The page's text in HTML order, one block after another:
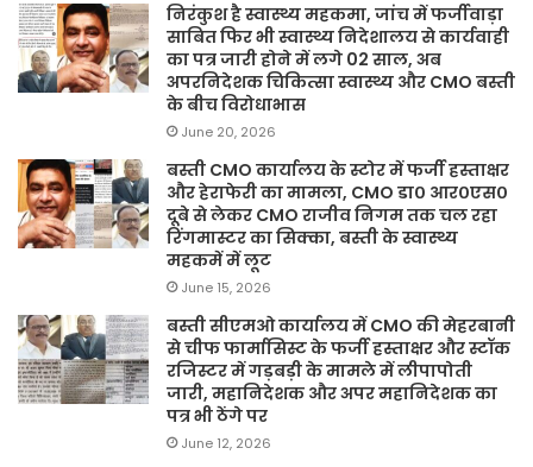
निरंकुश है स्वास्थ्य महकमा, जांच में फर्जीवाड़ा
साबित फिर भी स्वास्थ्य निदेशालय से कार्यवाही
का पत्र जारी होने में लगे 02 साल, अब
अपरनिदेशक चिकित्सा स्वास्थ्य और CMO बस्ती
के बीच विरोधाभास
June 20, 2026
बस्ती CMO कार्यालय के स्टोर में फर्जी हस्ताक्षर
और हेराफेरी का मामला, CMO डा० आर०एस०
दूबे से लेकर CMO राजीव निगम तक चल रहा
रिंगमास्टर का सिक्का, बस्ती के स्वास्थ्य
महकमें में लूट
June 15, 2026
बस्ती सीएमओ कार्यालय में CMO की मेहरबानी
से चीफ फार्मासिस्ट के फर्जी हस्ताक्षर और स्टॉक
रजिस्टर में गड़बड़ी के मामले में लीपापोती
जारी, महानिदेशक और अपर महानिदेशक का
पत्र भी ठेंगे पर
June 12, 2026